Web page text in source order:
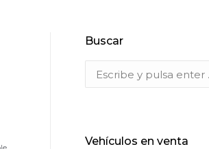
Buscar
Vehículos en venta